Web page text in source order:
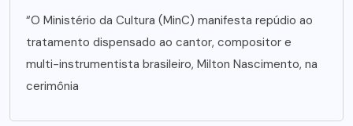
“O Ministério da Cultura (MinC) manifesta repúdio ao
tratamento dispensado ao cantor, compositor e
multi-instrumentista brasileiro, Milton Nascimento, na
cerimônia